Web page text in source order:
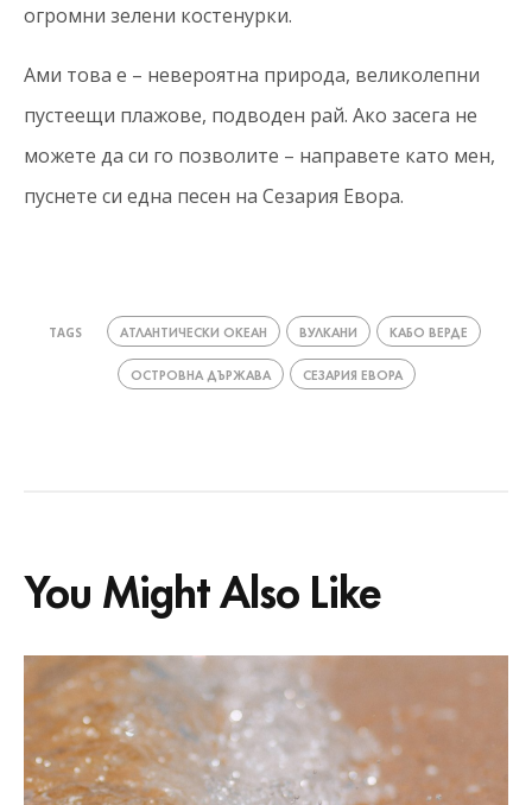
огромни зелени костенурки.
Ами това е – невероятна природа, великолепни
пустеещи плажове, подводен рай. Ако засега не
можете да си го позволите – направете като мен,
пуснете си една песен на Сезария Евора.
TAGS АТЛАНТИЧЕСКИ ОКЕАН ВУЛКАНИ КАБО ВЕРДЕ
ОСТРОВНА ДЪРЖАВА СЕЗАРИЯ ЕВОРА
You Might Also Like